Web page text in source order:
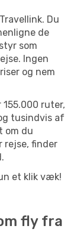
Du
de
som
Ingen
og nem
ruter,
tusindvis af
om du
rejse, finder
et klik væk!
fly fra